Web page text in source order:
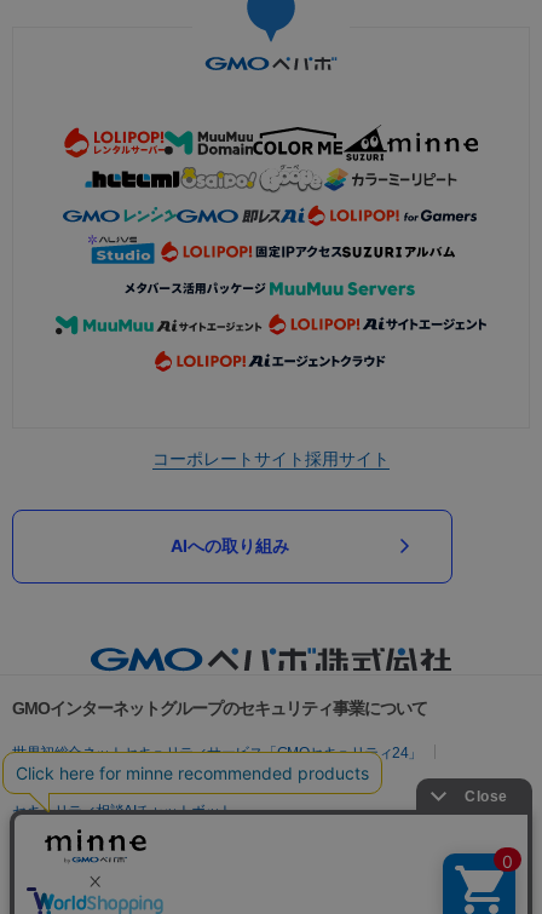
コーポレートサイト採用サイト
AIへの取り組み
GMOインターネットグループのセキュリティ事業について
世界初総合ネットセキュリティサービス「GMOセキュリティ24」
パスワード漏洩診断
Webサイトリスク診断
セキュリティ相談AIチャットボット
実在証明・盗聴対策
サイバー攻撃対策（GMO Flatt Security）